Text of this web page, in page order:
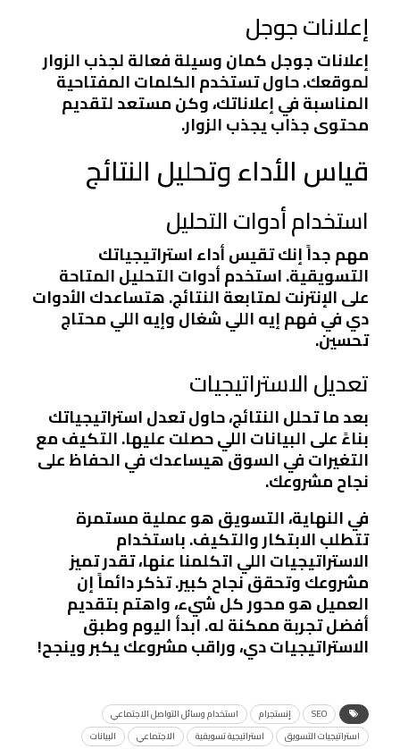
إعلانات جوجل
إعلانات جوجل كمان وسيلة فعالة لجذب الزوار
لموقعك. حاول تستخدم الكلمات المفتاحية
المناسبة في إعلاناتك، وكن مستعد لتقديم
محتوى جذاب يجذب الزوار.
قياس الأداء وتحليل النتائج
استخدام أدوات التحليل
مهم جداً إنك تقيس أداء استراتيجياتك
التسويقية. استخدم أدوات التحليل المتاحة
على الإنترنت لمتابعة النتائج. هتساعدك الأدوات
دي في فهم إيه اللي شغال وإيه اللي محتاج
تحسين.
تعديل الاستراتيجيات
بعد ما تحلل النتائج، حاول تعدل استراتيجياتك
بناءً على البيانات اللي حصلت عليها. التكيف مع
التغيرات في السوق هيساعدك في الحفاظ على
نجاح مشروعك.
في النهاية، التسويق هو عملية مستمرة
تتطلب الابتكار والتكيف. باستخدام
الاستراتيجيات اللي اتكلمنا عنها، تقدر تميز
مشروعك وتحقق نجاح كبير. تذكر دائماً إن
العميل هو محور كل شيء، واهتم بتقديم
أفضل تجربة ممكنة له. ابدأ اليوم وطبق
الاستراتيجيات دي، وراقب مشروعك يكبر وينجح!
SEO إنستجرام
استخدام وسائل التواصل الاجتماعي
استراتيجيات التسويق
استراتيجية تسويقية الاجتماعي
البيانات